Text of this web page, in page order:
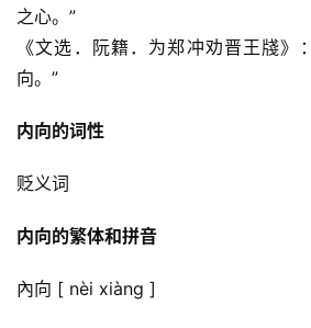
之心。”
《文选．阮籍．为郑冲劝晋王牋》
向。”
内向的词性
贬义词
内向的繁体和拼音
內向 [ nèi xiàng ]